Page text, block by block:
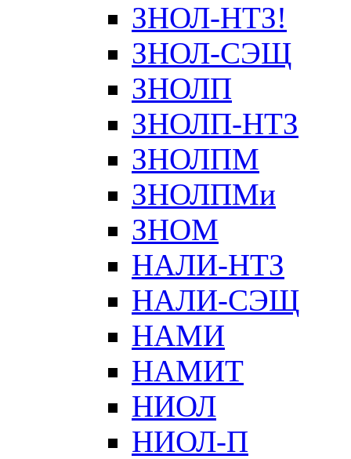
ЗНОЛ-НТЗ!
ЗНОЛ-СЭЩ
ЗНОЛП
ЗНОЛП-НТЗ
ЗНОЛПМ
ЗНОЛПМи
ЗНОМ
НАЛИ-НТЗ
НАЛИ-СЭЩ
НАМИ
НАМИТ
НИОЛ
НИОЛ-П